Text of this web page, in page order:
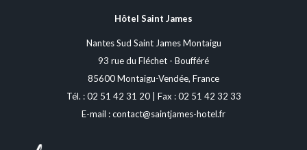
Hôtel Saint James
Nantes Sud Saint James Montaigu
93 rue du Fléchet - Boufféré
85600 Montaigu-Vendée, France
Tél. :02 51 42 31 20| Fax : 02 51 42 32 33
E-mail :contact@saintjames-hotel.fr